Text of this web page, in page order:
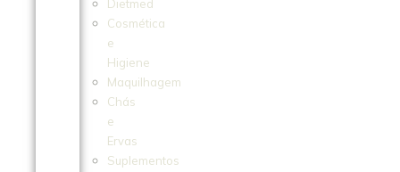
Dietmed
Cosmética
e
Higiene
Maquilhagem
Chás
e
Ervas
Suplementos